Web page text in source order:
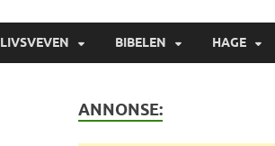
LIVSVEVEN BIBELEN HAGE
ANNONSE: